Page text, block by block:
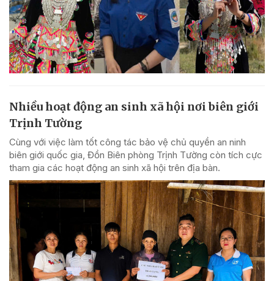
Nhiều hoạt động an sinh xã hội nơi biên giới
Trịnh Tường
Cùng với việc làm tốt công tác bảo vệ chủ quyền an ninh
biên giới quốc gia, Đồn Biên phòng Trịnh Tường còn tích cực
tham gia các hoạt động an sinh xã hội trên địa bàn.